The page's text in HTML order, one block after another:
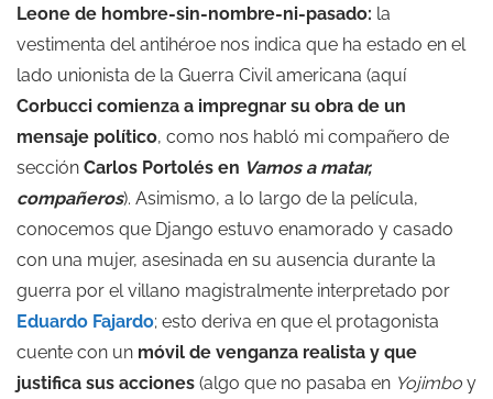
Leone de hombre-sin-nombre-ni-pasado: la
vestimenta del antihéroe nos indica que ha estado en el
lado unionista de la Guerra Civil americana (aquí
Corbucci comienza a impregnar su obra de un
mensaje político, como nos habló mi compañero de
sección Carlos Portolés en Vamos a matar,
compañeros). Asimismo, a lo largo de la película,
conocemos que Django estuvo enamorado y casado
con una mujer, asesinada en su ausencia durante la
guerra por el villano magistralmente interpretado por
Eduardo Fajardo; esto deriva en que el protagonista
cuente con un móvil de venganza realista y que
justifica sus acciones (algo que no pasaba en Yojimbo y